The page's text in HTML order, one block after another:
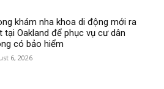
khám nha khoa di động mới ra
tại Oakland để phục vụ cư dân
có bảo hiểm
6, 2026